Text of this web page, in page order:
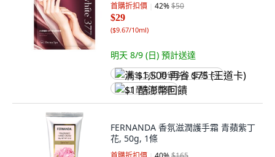
首購折扣價 42%$50
$29
($9.67/10ml)
明天 8/9 (日) 預計送達
满 $1,500 再省 $75 (王道卡)
$1 酷澎幣回饋
FERNANDA 香氛滋潤護手霜 青蘋紫丁
花, 50g, 1條